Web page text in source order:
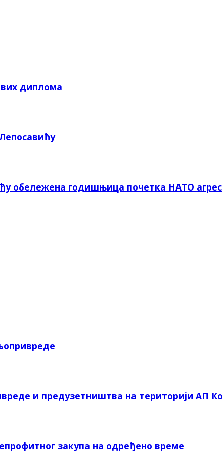
диплома
обележена годишњица почетка НАТО
и предузетништва на територији АП
закупа на одређено време